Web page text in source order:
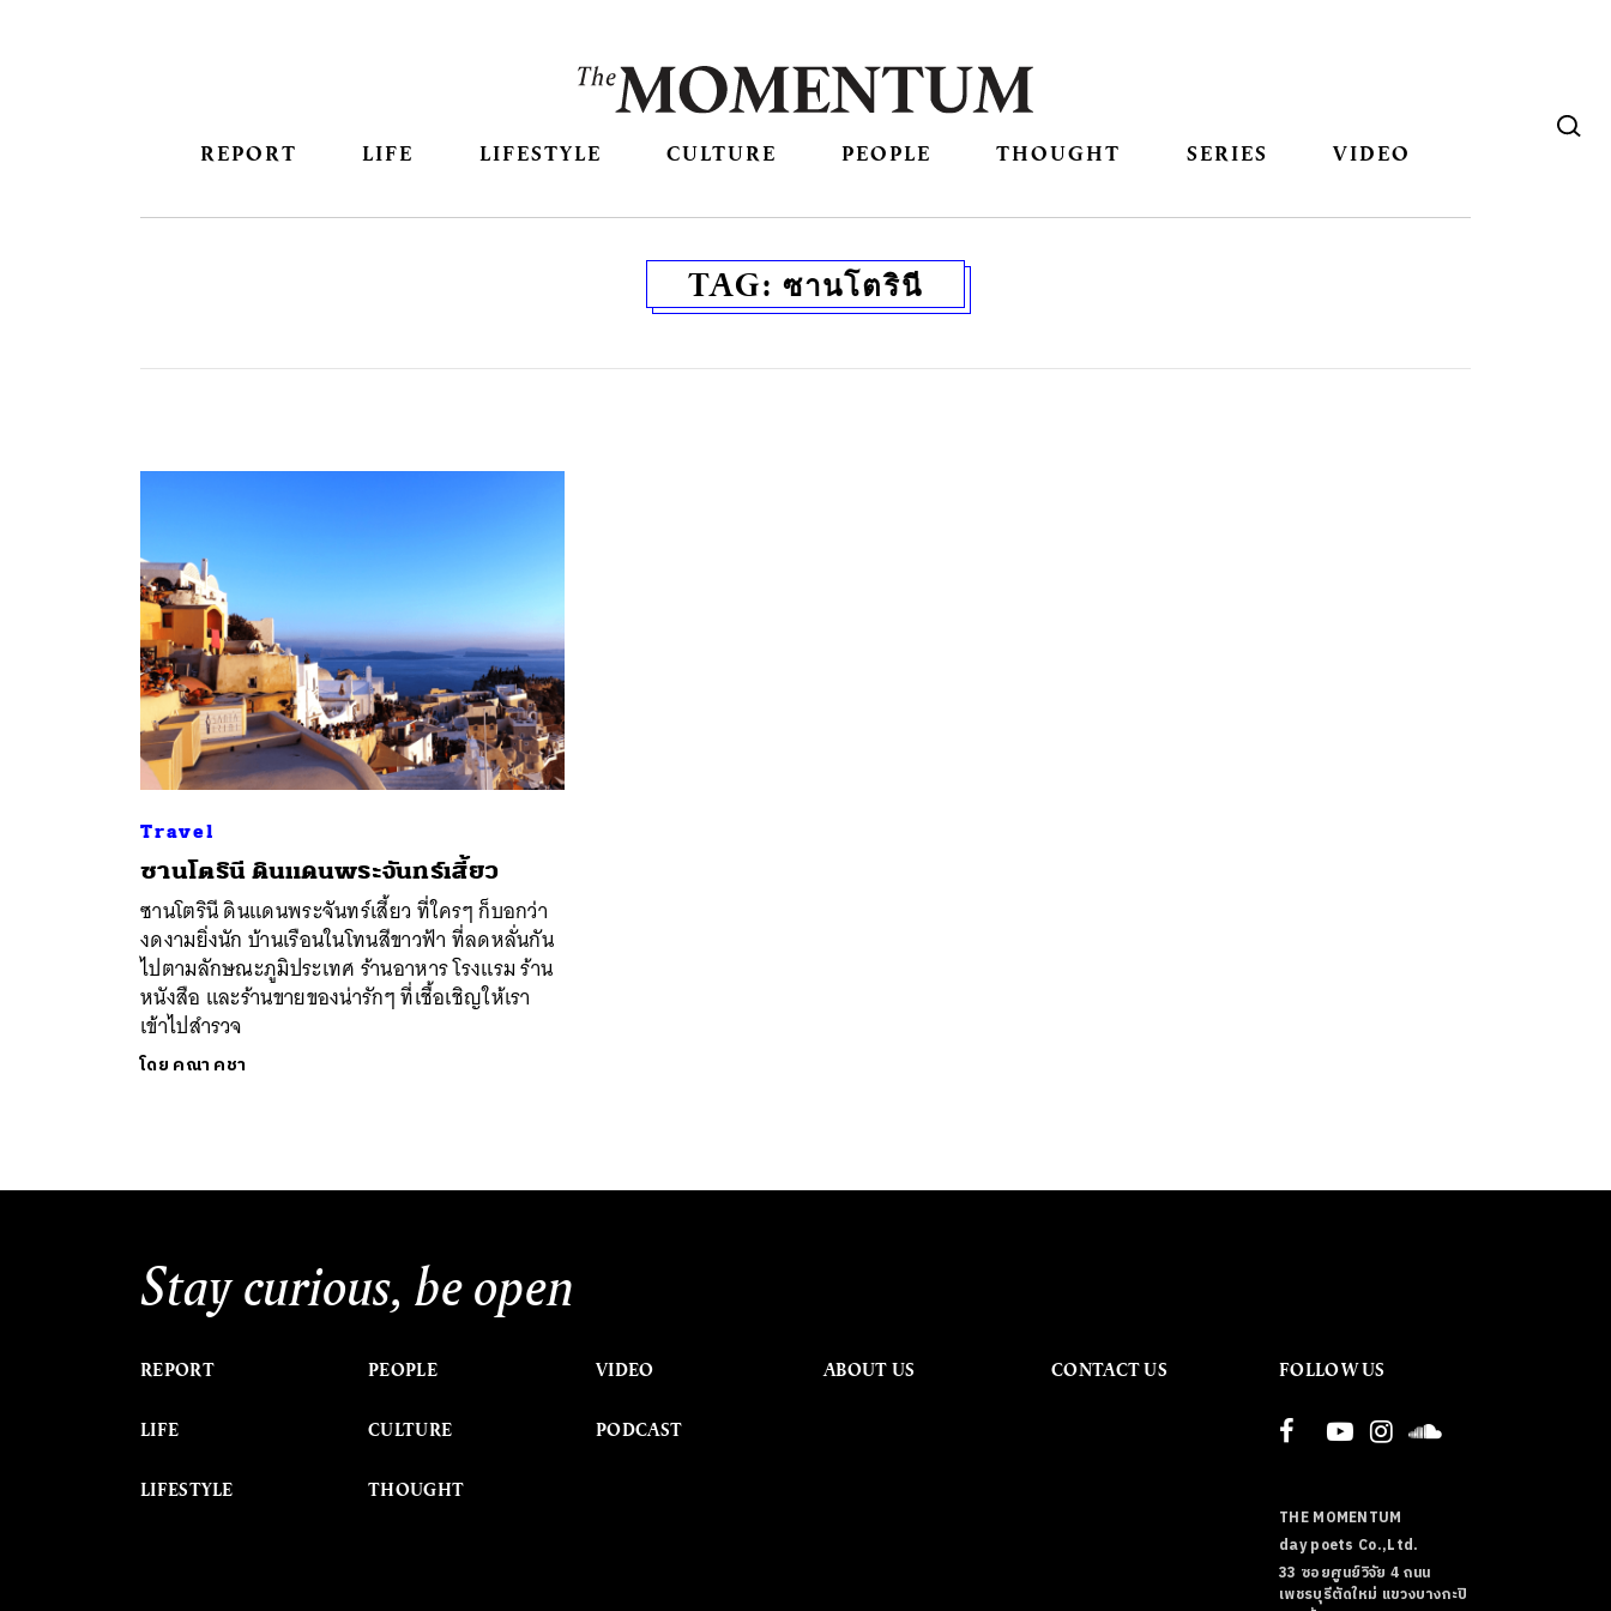
REPORT LIFE LIFESTYLE CULTURE PEOPLE THOUGHT SERIES VIDEO
TAG: ซานโตรินี
Travel
ซานโตรินี ดินแดนพระจันทร์เสี้ยว
ซานโตรินี ดินแดนพระจันทร์เสี้ยว ที่ใครๆ ก็บอกว่า
งดงามยิ่งนัก บ้านเรือนในโทนสีขาวฟ้า ที่ลดหลั่นกัน
ไปตามลักษณะภูมิประเทศ ร้านอาหาร โรงแรม ร้าน
หนังสือ และร้านขายของน่ารักๆ ที่เชื้อเชิญให้เรา
เข้าไปสำรวจ
โดย คณา คชา
Stay curious, be open
REPORT
LIFE
LIFESTYLE
PEOPLE
CULTURE
THOUGHT
VIDEO
PODCAST
ABOUT US CONTACT US FOLLOW US
THE MOMENTUM
day poets Co.,Ltd.
33 ซอยศูนย์วิจัย 4 ถนน
เพชรบุรีตัดใหม่ แขวงบางกะปิ